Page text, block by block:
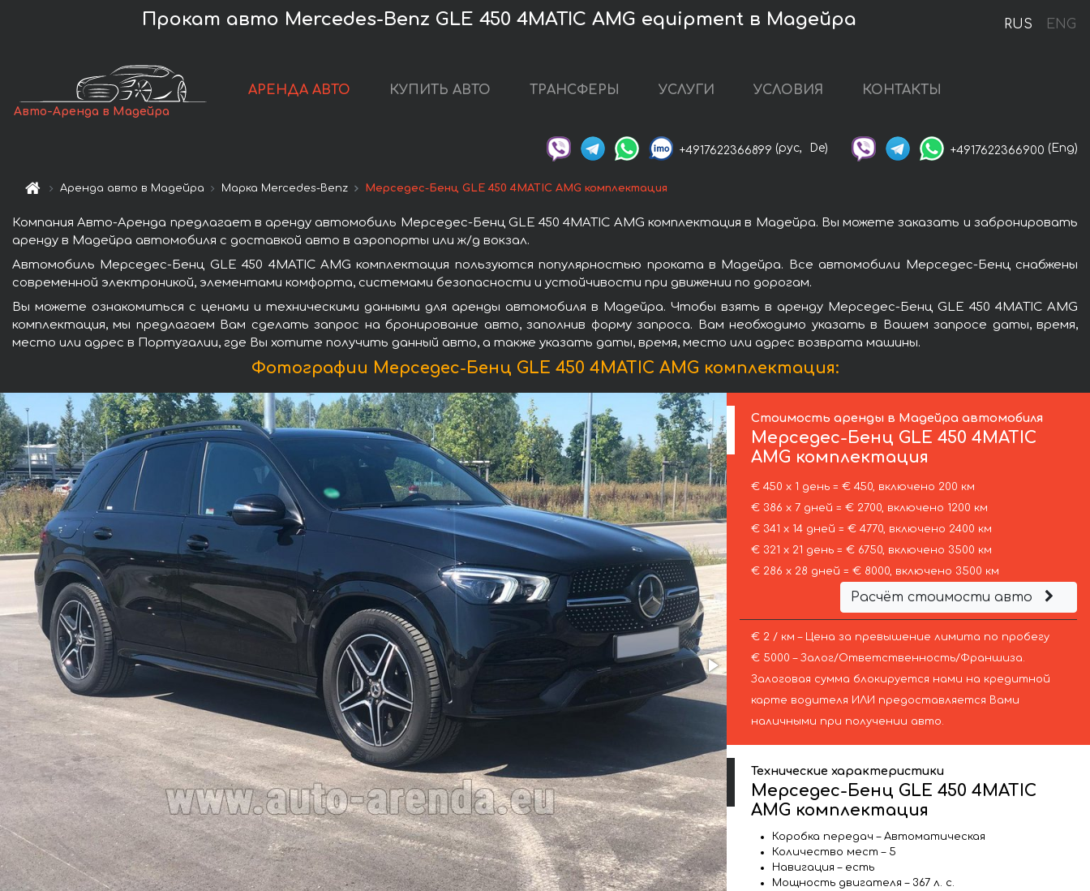
RUS ENG
Прокат авто Mercedes-Benz GLE 450 4MATIC AMG equipment в Мадейра
Авто-Аренда в Мадейра
АРЕНДА АВТО КУПИТЬ АВТО ТРАНСФЕРЫ УСЛУГИ УСЛОВИЯ КОНТАКТЫ
+4917622366899 (рус, De) +4917622366900 (Eng)
Аренда авто в Мадейра Марка Mercedes-Benz Мерседес-Бенц GLE 450 4MATIC AMG комплектация
Компания Авто-Аренда предлагает в аренду автомобиль Мерседес-Бенц GLE 450 4MATIC AMG комплектация в Мадейра. Вы можете заказать и забронировать
аренду в Мадейра автомобиля с доставкой авто в аэропорты или ж/д вокзал.
Автомобиль Мерседес-Бенц GLE 450 4MATIC AMG комплектация пользуются популярностью проката в Мадейра. Все автомобили Мерседес-Бенц снабжены
современной электроникой, элементами комфорта, системами безопасности и устойчивости при движении по дорогам.
Вы можете ознакомиться с ценами и техническими данными для аренды автомобиля в Мадейра. Чтобы взять в аренду Мерседес-Бенц GLE 450 4MATIC AMG
комплектация, мы предлагаем Вам сделать запрос на бронирование авто, заполнив форму запроса. Вам необходимо указать в Вашем запросе даты, время,
место или адрес в Португалии, где Вы хотите получить данный авто, а также указать даты, время, место или адрес возврата машины.
Фотографии Мерседес-Бенц GLE 450 4MATIC AMG комплектация:
Стоимость аренды в Мадейра автомобиля
Мерседес-Бенц GLE 450 4MATIC
AMG комплектация
€ 450 х 1 день = € 450, включено 200 км
€ 386 х 7 дней = € 2700, включено 1200 км
€ 341 х 14 дней = € 4770, включено 2400 км
€ 321 х 21 день = € 6750, включено 3500 км
€ 286 х 28 дней = € 8000, включено 3500 км
Расчёт стоимости авто
€ 2 / км – Цена за превышение лимита по пробегу
€ 5000 – Залог/Ответственность/Франшиза.
Залоговая сумма блокируется нами на кредитной
карте водителя ИЛИ предоставляется Вами
наличными при получении авто.
Технические характеристики
Мерседес-Бенц GLE 450 4MATIC
AMG комплектация
Коробка передач – Автоматическая
Количество мест – 5
Навигация – есть
Мощность двигателя – 367 л. с.